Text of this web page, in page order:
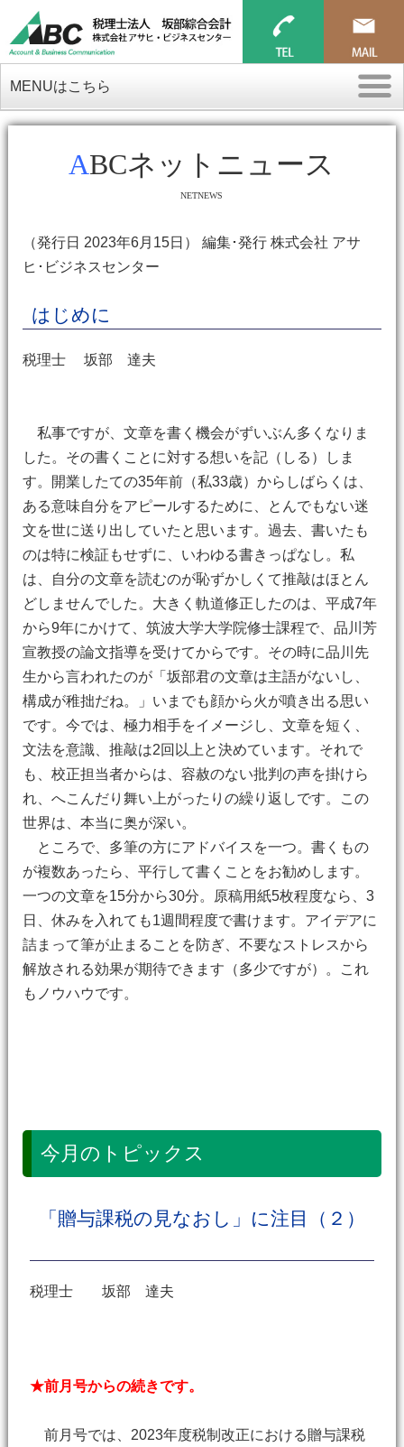
MENUはこちら
ABCネットニュース
NETNEWS
（発行日 2023年6月15日） 編集･発行 株式会社 アサ
ヒ･ビジネスセンター
はじめに
税理士 坂部 達夫
私事ですが、文章を書く機会がずいぶん多くなりま
した。その書くことに対する想いを記（しる）しま
す。開業したての35年前（私33歳）からしばらくは、
ある意味自分をアピールするために、とんでもない迷
文を世に送り出していたと思います。過去、書いたも
のは特に検証もせずに、いわゆる書きっぱなし。私
は、自分の文章を読むのが恥ずかしくて推敲はほとん
どしませんでした。大きく軌道修正したのは、平成7年
から9年にかけて、筑波大学大学院修士課程で、品川芳
宣教授の論文指導を受けてからです。その時に品川先
生から言われたのが「坂部君の文章は主語がないし、
構成が稚拙だね。」いまでも顔から火が噴き出る思い
です。今では、極力相手をイメージし、文章を短く、
文法を意識、推敲は2回以上と決めています。それで
も、校正担当者からは、容赦のない批判の声を掛けら
れ、へこんだり舞い上がったりの繰り返しです。この
世界は、本当に奥が深い。
ところで、多筆の方にアドバイスを一つ。書くもの
が複数あったら、平行して書くことをお勧めします。
一つの文章を15分から30分。原稿用紙5枚程度なら、3
日、休みを入れても1週間程度で書けます。アイデアに
詰まって筆が止まることを防ぎ、不要なストレスから
解放される効果が期待できます（多少ですが）。これ
もノウハウです。
今月のトピックス
「贈与課税の見なおし」に注目（２）
税理士 坂部 達夫
★前月号からの続きです。
前月号では、2023年度税制改正における贈与課税